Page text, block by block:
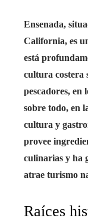
Ensenada,
California, es
está
cultura costera
pescadores, en
sobre todo, en
cultura y
provee
culinarias y ha
atrae turismo
Raíces